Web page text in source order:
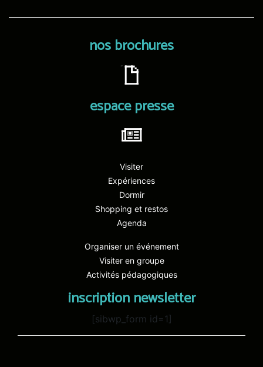
nos brochures
espace presse
Visiter
Expériences
Dormir
Shopping et restos
Agenda
Organiser un événement
Visiter en groupe
Activités pédagogiques
inscription newsletter
[sibwp_form id=1]